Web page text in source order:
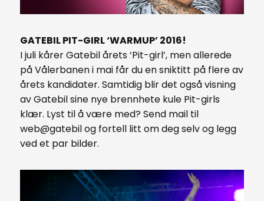
GATEBIL PIT-GIRL ‘WARMUP’ 2016!
I juli kårer Gatebil årets ‘Pit-girl’, men allerede
på Vålerbanen i mai får du en sniktitt på flere av
årets kandidater. Samtidig blir det også visning
av Gatebil sine nye brennhete kule Pit-girls
klær. Lyst til å være med? Send mail til
web@gatebil og fortell litt om deg selv og legg
ved et par bilder.